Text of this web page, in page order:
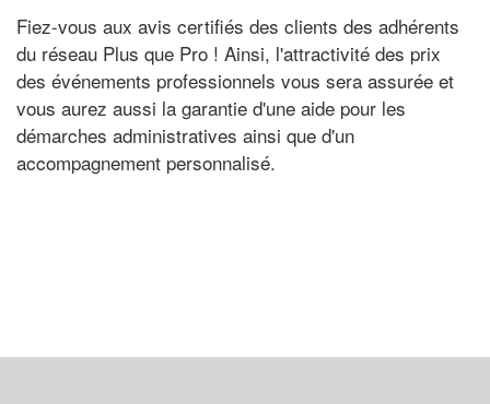
Fiez-vous aux avis certifiés des clients des adhérents
du réseau Plus que Pro ! Ainsi, l'attractivité des prix
des événements professionnels vous sera assurée et
vous aurez aussi la garantie d'une aide pour les
démarches administratives ainsi que d'un
accompagnement personnalisé.